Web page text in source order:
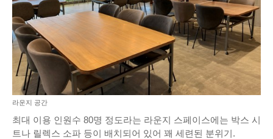
라운지 공간
최대 이용 인원수 80명 정도라는 라운지 스페이스에는 박스 시
트나 릴렉스 소파 등이 배치되어 있어 꽤 세련된 분위기.